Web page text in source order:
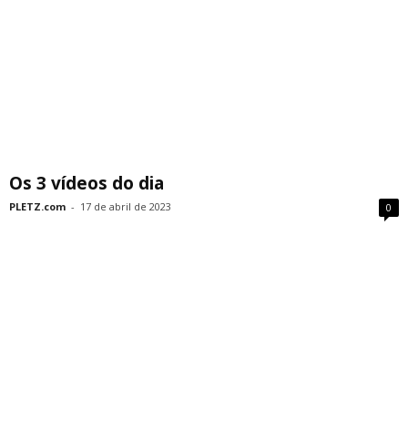
Os 3 vídeos do dia
PLETZ.com - 17 de abril de 2023 0